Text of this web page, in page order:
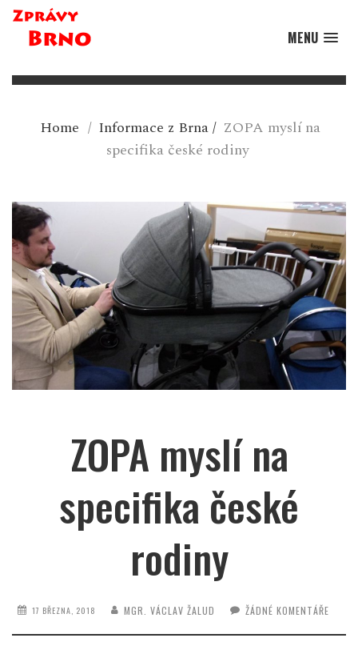
MENU
Home / Informace z Brna/ ZOPA myslí na
specifika české rodiny
ZOPA myslí na
specifika české
rodiny
17 BŘEZNA, 2018 MGR. VÁCLAV ŽALUD ŽÁDNÉ KOMENTÁŘE